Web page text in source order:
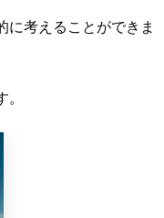
に考えることができま